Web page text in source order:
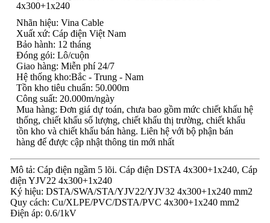
Nhãn hiệu: Vina Cable
Xuất xứ: Cáp điện Việt Nam
Bảo hành: 12 tháng
Đóng gói: Lô/cuộn
Giao hàng: Miễn phí 24/7
Hệ thống kho:Bắc - Trung - Nam
Tồn kho tiêu chuẩn: 50.000m
Công suất: 20.000m/ngày
Mua hàng: Đơn giá dự toán, chưa bao gồm mức chiết khấu hệ
thống, chiết khấu số lượng, chiết khấu thị trường, chiết khấu
tồn kho và chiết khấu bán hàng. Liên hệ với bộ phận bán
hàng để được cập nhật thông tin mới nhất
Mô tả: Cáp điện ngầm 5 lõi. Cáp điện DSTA 4x300+1x240, Cáp
điện YJV22 4x300+1x240
Ký hiệu: DSTA/SWA/STA/YJV22/YJV32 4x300+1x240 mm2
Quy cách: Cu/XLPE/PVC/DSTA/PVC 4x300+1x240 mm2
Điện áp: 0.6/1kV